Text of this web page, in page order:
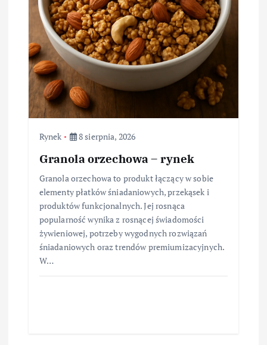
Rynek 8 sierpnia, 2026
Granola orzechowa – rynek
Granola orzechowa to produkt łączący w sobie
elementy płatków śniadaniowych, przekąsek i
produktów funkcjonalnych. Jej rosnąca
popularność wynika z rosnącej świadomości
żywieniowej, potrzeby wygodnych rozwiązań
śniadaniowych oraz trendów premiumizacyjnych.
W…